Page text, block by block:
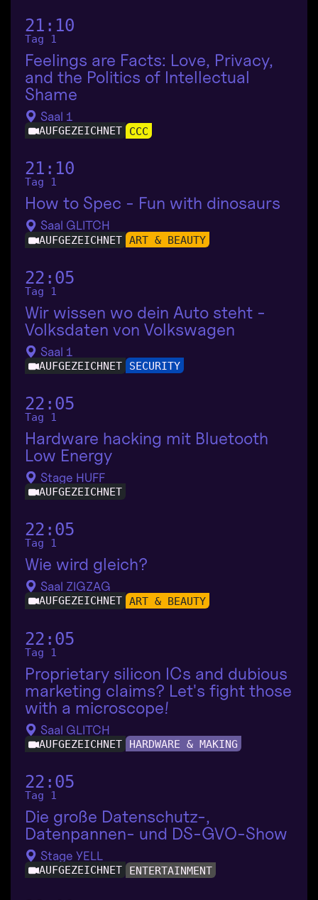
21:10
Tag 1
Feelings are Facts: Love, Privacy,
and the Politics of Intellectual
Shame
Saal 1
AUFGEZEICHNET CCC
21:10
Tag 1
How to Spec - Fun with dinosaurs
Saal GLITCH
AUFGEZEICHNET ART & BEAUTY
22:05
Tag 1
Wir wissen wo dein Auto steht -
Volksdaten von Volkswagen
Saal 1
AUFGEZEICHNET SECURITY
22:05
Tag 1
Hardware hacking mit Bluetooth
Low Energy
Stage HUFF
AUFGEZEICHNET
22:05
Tag 1
Wie wird gleich?
Saal ZIGZAG
AUFGEZEICHNET ART & BEAUTY
22:05
Tag 1
Proprietary silicon ICs and dubious
marketing claims? Let's fight those
with a microscope!
Saal GLITCH
AUFGEZEICHNET HARDWARE & MAKING
22:05
Tag 1
Die große Datenschutz-,
Datenpannen- und DS-GVO-Show
Stage YELL
AUFGEZEICHNET ENTERTAINMENT